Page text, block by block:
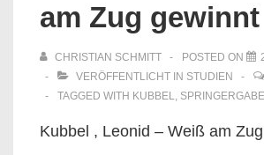
am Zug gewinnt
CHRISTIAN SCHMITT POSTED ON
VERÖFFENTLICHT IN STUDIEN
TAGGED WITH KUBBEL,
Kubbel , Leonid – Weiß am